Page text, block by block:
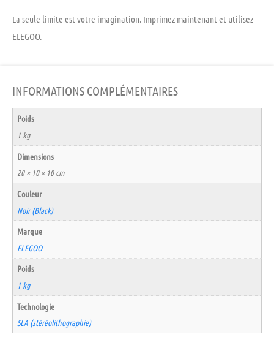
La seule limite est votre imagination. Imprimez maintenant et utilisez
ELEGOO.
INFORMATIONS COMPLÉMENTAIRES
Poids
1 kg
Dimensions
20 × 10 × 10 cm
Couleur
Noir (Black)
Marque
ELEGOO
Poids
1 kg
Technologie
SLA (stéréolithographie)